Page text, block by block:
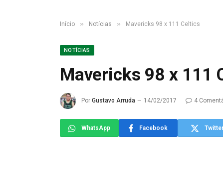
Início » Notícias » Mavericks 98 x 111 Celtics
NOTÍCIAS
Mavericks 98 x 111
Por Gustavo Arruda 14/02/2017 4
WhatsApp Facebook